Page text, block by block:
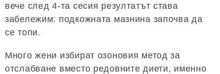
вече след 4-та сесия резултатът става
забележим: подкожната мазнина започва да
се топи.
Много жени избират озоновия метод за
отслабване вместо редовните диети, именно